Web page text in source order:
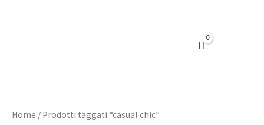
Home / Prodotti taggati “casual chic”